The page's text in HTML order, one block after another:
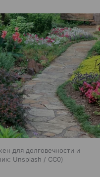
для долговечности и
Unsplash / CC0